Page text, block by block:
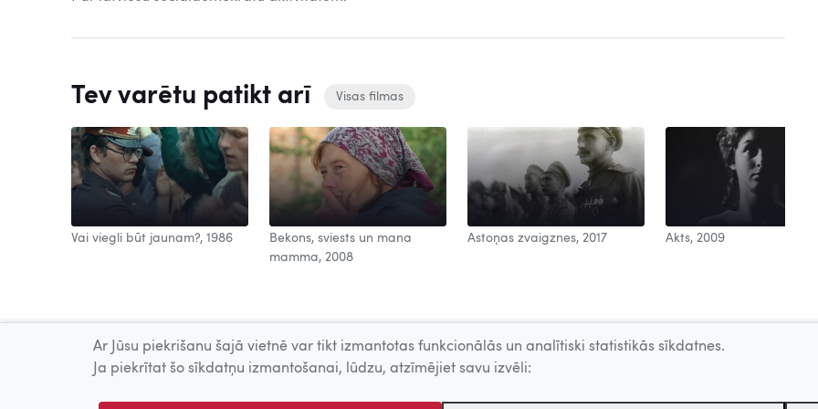
Tev varētu patikt arī Visas filmas
Vai viegli būt jaunam?, 1986
Bekons, sviests un mana
mamma, 2008
Astoņas zvaigznes, 2017 Akts, 2009
Ar Jūsu piekrišanu šajā vietnē var tikt izmantotas funkcionālās un analītiski statistikās sīkdatnes.
Ja piekrītat šo sīkdatņu izmantošanai, lūdzu, atzīmējiet savu izvēli: